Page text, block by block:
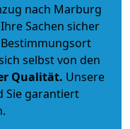
nach Marburg
Sachen sicher
selbst von den
Qualität. Unsere
Sie garantiert